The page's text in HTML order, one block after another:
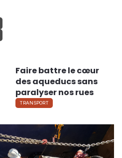
Faire battre le cœur
des aqueducs sans
paralyser nos rues
TRANSPORT